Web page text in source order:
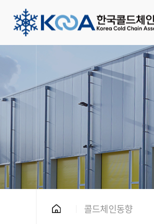
콜드체인동향